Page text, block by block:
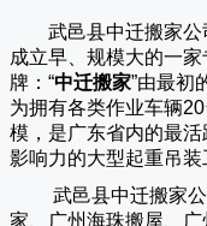
武邑县中迁搬家公
成立早、规模大的一
牌：“中迁搬家”由最初
为拥有各类作业车辆
模，是广东省内的最
影响力的大型起重吊装
武邑县中迁搬家
家、广州海珠搬屋、